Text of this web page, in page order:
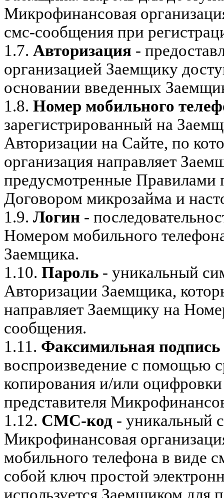
Микрофинансовая
смс-сообщения при
1.7. Авторизация -
организацией Заемщику
основании введенных
1.8. Номер мобильного
зарегистрированный на
Авторизации на Сайте, по
организация направляет
предусмотренные Правилами
Договором микрозайма и
1.9. Логин -
Номером мобильного
Заемщика.
1.10. Пароль - уникальный
Авторизации Заемщика,
направляет Заемщику на
сообщения.
1.11. Факсимильная подпись
воспроизведение с помощью
копирования и/или
представителя
1.12. СМС-код - уникальный
Микрофинансовая
мобильного телефона в виде
собой ключ простой